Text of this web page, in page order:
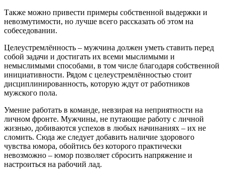
Также можно привести примеры собственной выдержки и
невозмутимости, но лучше всего рассказать об этом на
собеседовании.
Целеустремлённость – мужчина должен уметь ставить перед
собой задачи и достигать их всеми мыслимыми и
немыслимыми способами, в том числе благодаря собственной
инициативности. Рядом с целеустремлённостью стоит
дисциплинированность, которую ждут от работников
мужского пола.
Умение работать в команде, невзирая на неприятности на
личном фронте. Мужчины, не путающие работу с личной
жизнью, добиваются успехов в любых начинаниях – их не
сломить. Сюда же следует добавить наличие здорового
чувства юмора, обойтись без которого практически
невозможно – юмор позволяет сбросить напряжение и
настроиться на рабочий лад.